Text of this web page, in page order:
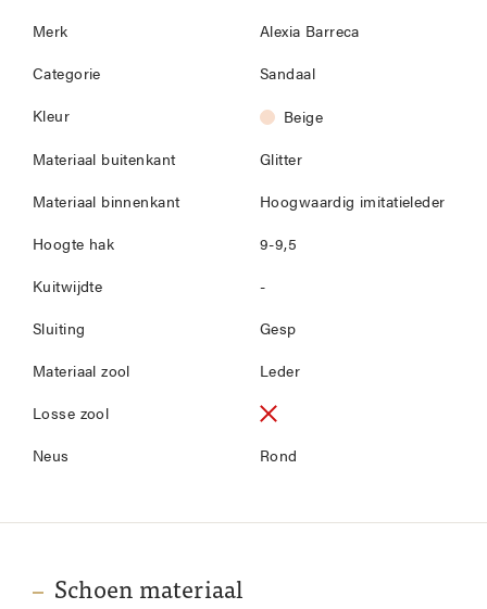
Merk Alexia Barreca
Categorie Sandaal
Kleur Beige
Materiaal buitenkant Glitter
Materiaal binnenkant Hoogwaardig imitatieleder
Hoogte hak 9-9,5
Kuitwijdte -
Sluiting Gesp
Materiaal zool Leder
Losse zool
Neus Rond
Schoen materiaal